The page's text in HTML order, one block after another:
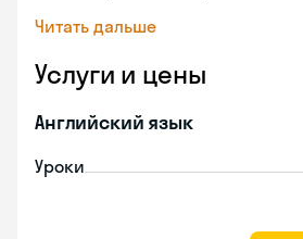
Читать дальше
Услуги и цены
Английский язык
Уроки